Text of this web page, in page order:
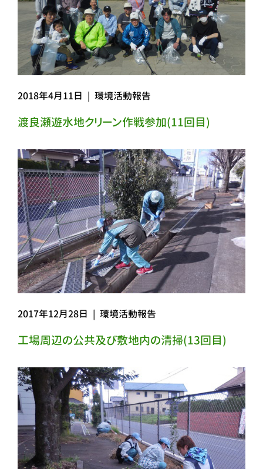
2018年4月11日 | 環境活動報告
渡良瀬遊水地クリーン作戦参加(11回目)
2017年12月28日 | 環境活動報告
工場周辺の公共及び敷地内の清掃(13回目)